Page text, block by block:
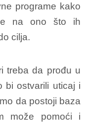
programe kako
na ono što ih
cilja.
treba da prođu u
bi ostvarili uticaj i
da postoji baza
može pomoći i